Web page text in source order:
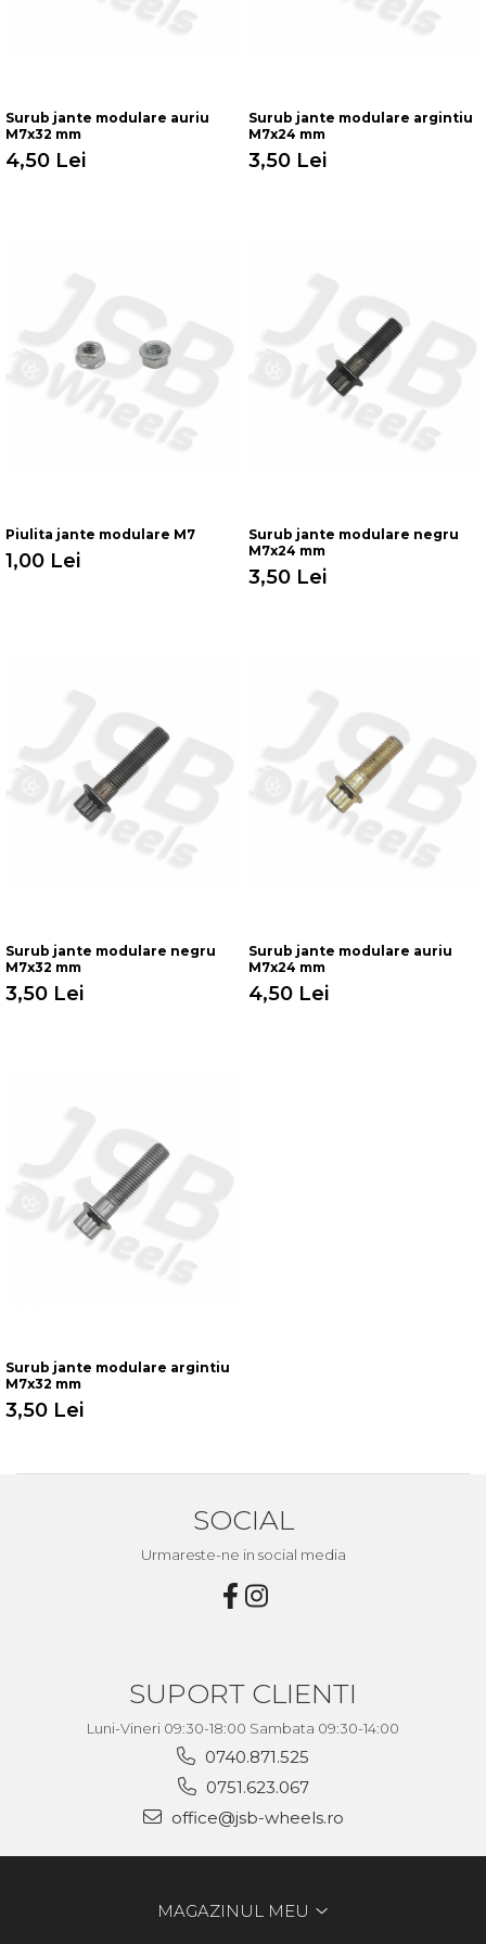
Surub jante modulare auriu
M7x32 mm
4,50 Lei
Surub jante modulare argintiu
M7x24 mm
3,50 Lei
Piulita jante modulare M7
1,00 Lei
Surub jante modulare negru
M7x24 mm
3,50 Lei
Surub jante modulare negru
M7x32 mm
3,50 Lei
Surub jante modulare auriu
M7x24 mm
4,50 Lei
Surub jante modulare argintiu
M7x32 mm
3,50 Lei
SOCIAL
Urmareste-ne in social media
SUPORT CLIENTI
Luni-Vineri 09:30-18:00 Sambata 09:30-14:00
0740.871.525
0751.623.067
office@jsb-wheels.ro
MAGAZINUL MEU